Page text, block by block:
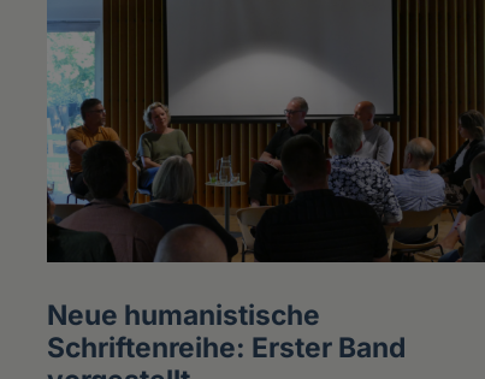
Neue humanistische
Schriftenreihe: Erster Band